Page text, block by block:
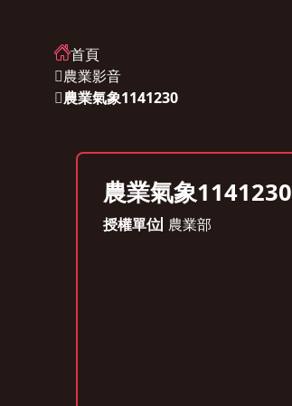
首頁
農業影音
農業氣象1141230
農業氣象1141230
授權單位 農業部